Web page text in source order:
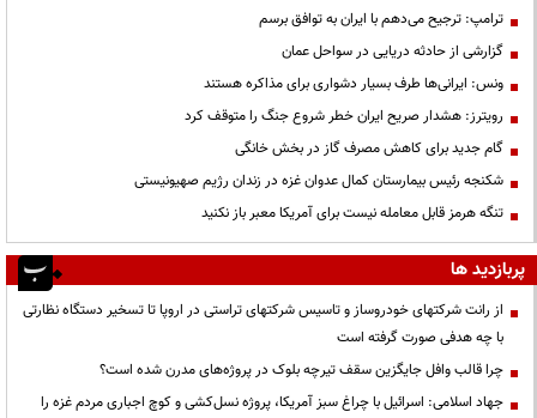
ترامپ: ترجیح می‌دهم با ایران به توافق برسم
گزارشی از حادثه دریایی در سواحل عمان
ونس: ایرانی‌ها طرف بسیار دشواری برای مذاکره هستند
رویترز: هشدار صریح ایران خطر شروع جنگ را متوقف کرد
گام جدید برای کاهش مصرف گاز در بخش خانگی
شکنجه رئیس بیمارستان کمال عدوان غزه در زندان رژیم صهیونیستی
تنگه هرمز قابل معامله نیست برای آمریکا معبر باز نکنید
پربازدید ها
از رانت‌ شرکتهای خودروساز و تاسیس شرکتهای تراستی در اروپا تا تسخیر دستگاه نظارتی
با چه هدفی صورت گرفته است
چرا قالب وافل جایگزین سقف تیرچه بلوک در پروژه‌های مدرن شده است؟
جهاد اسلامی: اسرائیل با چراغ سبز آمریکا، پروژه نسل‌کشی و کوچ اجباری مردم غزه را